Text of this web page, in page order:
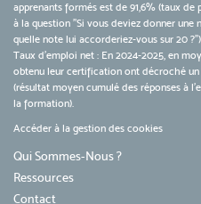
apprenants formés est de 91,6% (taux
à la question "Si vous deviez donner une
quelle note lui accorderiez-vous sur 20 ?")
Taux d’emploi net : En 2024-2025, en
obtenu leur certification ont décroché
(résultat moyen cumulé des réponses à
la formation).
Accéder à la gestion des cookies
Qui Sommes-Nous ?
Ressources
Contact